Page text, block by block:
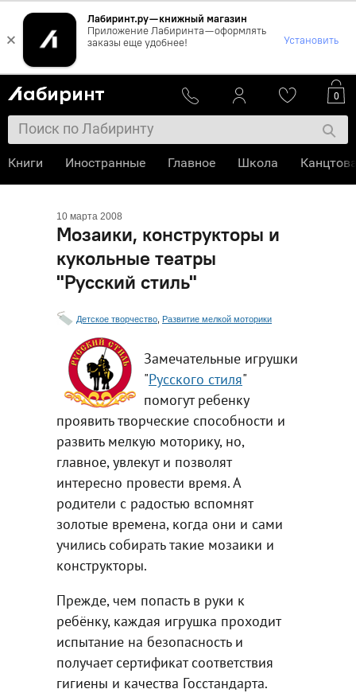
×
Лабиринт.ру — книжный магазин
Приложение Лабиринта — оформлять
заказы еще удобнее!
Установить
10 марта 2008
Мозаики, конструкторы и
кукольные театры
"Русский стиль"
Детское творчество Развитие мелкой моторики
Замечательные игрушки
"Русского стиля"
помогут ребенку
проявить творческие способности и
развить мелкую моторику, но,
главное, увлекут и позволят
интересно провести время. А
родители с радостью вспомнят
золотые времена, когда они и сами
учились собирать такие мозаики и
конструкторы.
Прежде, чем попасть в руки к
ребёнку, каждая игрушка проходит
испытание на безопасность и
получает сертификат соответствия
гигиены и качества Госстандарта.
0
Книги Иностранные Главное Школа